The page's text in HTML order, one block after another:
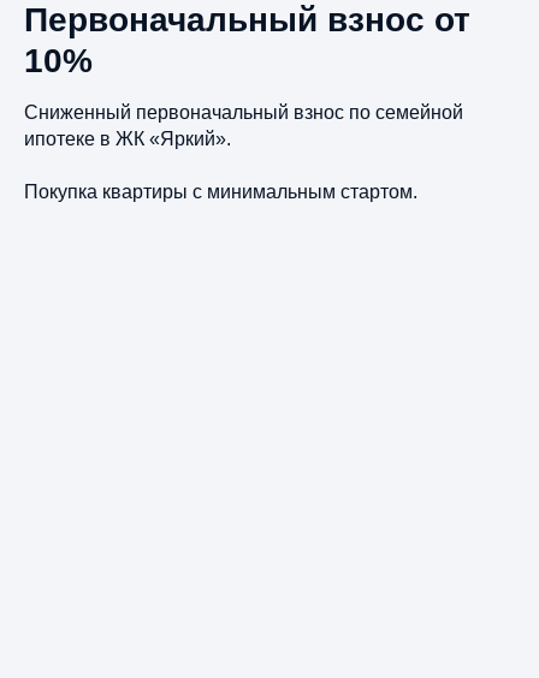
Первоначальный взнос от
10%
Сниженный первоначальный взнос по семейной
ипотеке в ЖК «Яркий».
Покупка квартиры с минимальным стартом.